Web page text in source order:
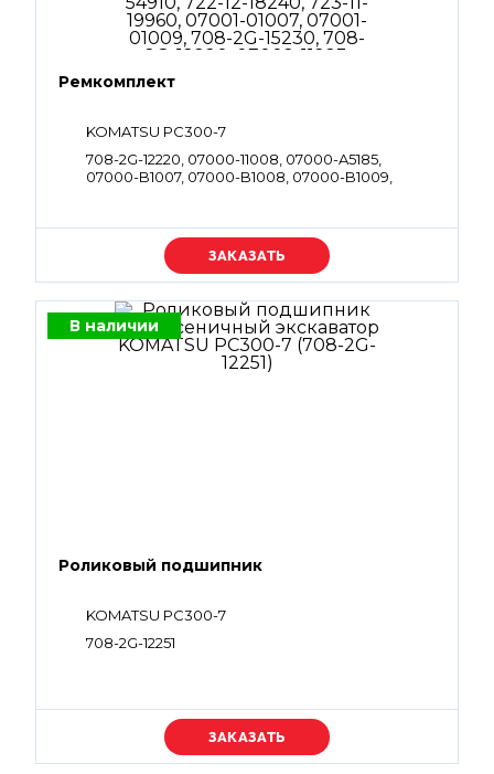
Ремкомплект
KOMATSU PC300-7
708-2G-12220, 07000-11008, 07000-A5185,
07000-B1007, 07000-B1008, 07000-B1009,
07002-62434, 07002-63334, 702-21-54910, 722-12-
18240, 723-11-19960, 07001-01007, 07001-01009,
708-2G-15230, 708-2G-12220, 07002-11223, 07002-
61423, 708-2G-12220, 07002-61023, 07002-62434,
07000-A5185, 07000-B2012, 07000-B2014,
07000-B1009, 07000-B3038, 708-2G-15230,
07000-B2050, 07002-63334
Уточняйте цену
В наличии
Роликовый подшипник
KOMATSU PC300-7
708-2G-12251
Уточняйте цену